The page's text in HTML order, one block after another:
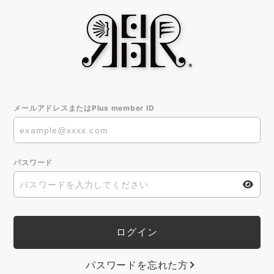
メールアドレスまたはPlus member ID
パスワード
パスワードを忘れた方